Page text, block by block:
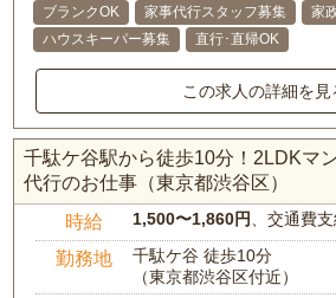
ブランクOK
家事代行スタッフ募集
家
ハウスキーパー募集
直行･直帰OK
この求人の詳細を見
千駄ケ谷駅から徒歩10分！2LDKマ
代行のお仕事（東京都渋谷区）
時給 1,500〜1,860円 、交通費
勤務地
千駄ケ谷 徒歩10分
（東京都渋谷区付近）